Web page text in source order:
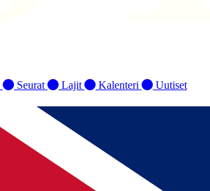
Seurat Lajit Kalenteri Uutiset